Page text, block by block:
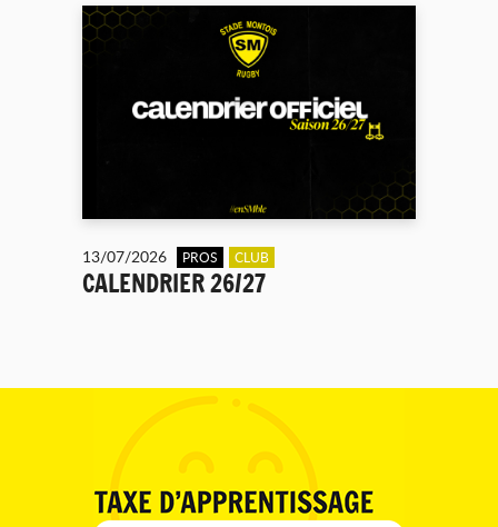
13/07/2026 PROS CLUB
CALENDRIER 26/27